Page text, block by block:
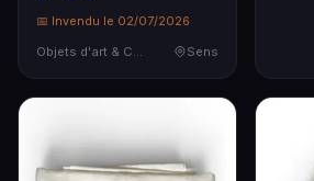
📅 Invendu le 02/07/2026
Objets d'art & Curiosités
Sens